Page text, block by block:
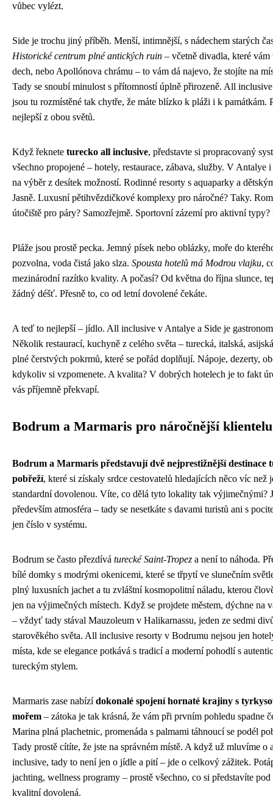
vůbec vylézt.
Side je trochu jiný příběh. Menší, intimnější, s nádechem starých
Historické centrum plné antických ruin – včetně divadla, které
dech, nebo Apollónova chrámu – to vám dá najevo, že stojíte na
Tady se snoubí minulost s přítomností úplně přirozeně. All
jsou tu rozmístěné tak chytře, že máte blízko k pláži i k památkám.
nejlepší z obou světů.
Když řeknete turecko all inclusive, představte si propracovaný
všechno propojené – hotely, restaurace, zábava, služby. V Antalye i
na výběr z desítek možností. Rodinné resorty s aquaparky a
Jasně. Luxusní pětihvězdičkové komplexy pro náročné? Taky.
útočiště pro páry? Samozřejmě. Sportovní zázemí pro aktivní typy?
Pláže jsou prostě pecka. Jemný písek nebo oblázky, moře do
pozvolna, voda čistá jako slza. Spousta hotelů má Modrou vlajku,
mezinárodní razítko kvality. A počasí? Od května do října slunce,
žádný déšť. Přesně to, co od letní dovolené čekáte.
A teď to nejlepší – jídlo. All inclusive v Antalye a Side je
Několik restaurací, kuchyně z celého světa – turecká, italská,
plné čerstvých pokrmů, které se pořád doplňují. Nápoje, dezerty,
kdykoliv si vzpomenete. A kvalita? V dobrých hotelech je to fakt
vás příjemně překvapí.
Bodrum a Marmaris pro náročnější klientelu
Bodrum a Marmaris představují dvě nejprestižnější destinace
pobřeží, které si získaly srdce cestovatelů hledajících něco víc než
standardní dovolenou. Víte, co dělá tyto lokality tak výjimečnými?
především atmosféra – tady se nesetkáte s davami turistů ani s
jen číslo v systému.
Bodrum se často přezdívá turecké Saint-Tropez a není to náhoda.
bílé domky s modrými okenicemi, které se třpytí ve slunečním
plný luxusních jachet a tu zvláštní kosmopolitní náladu, kterou
jen na výjimečných místech. Když se projdete městem, dýchne na
– vždyť tady stával Mauzoleum v Halikarnassu, jeden ze sedmi
starověkého světa. All inclusive resorty v Bodrumu nejsou jen
místa, kde se elegance potkává s tradicí a moderní pohodlí s
tureckým stylem.
Marmaris zase nabízídokonalé spojení hornaté krajiny s
mořem – zátoka je tak krásná, že vám při prvním pohledu spadne
Marina plná plachetnic, promenáda s palmami táhnoucí se podél
Tady prostě cítíte, že jste na správném místě. A když už mluvíme o
inclusive, tady to není jen o jídle a pití – jde o celkový zážitek.
jachting, wellness programy – prostě všechno, co si představíte
kvalitní dovolená.